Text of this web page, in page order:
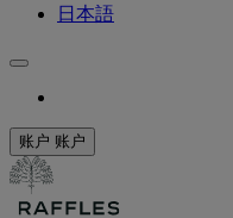
日本語
账户 账户